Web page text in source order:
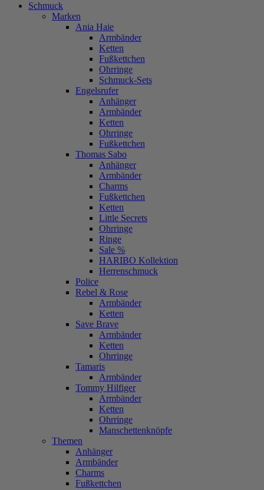
Schmuck
Marken
Ania Haie
Armbänder
Ketten
Fußkettchen
Ohrringe
Schmuck-Sets
Engelsrufer
Anhänger
Armbänder
Ketten
Ohrringe
Fußkettchen
Thomas Sabo
Anhänger
Armbänder
Charms
Fußkettchen
Ketten
Little Secrets
Ohrringe
Ringe
Sale %
HARIBO Kollektion
Herrenschmuck
Police
Rebel & Rose
Armbänder
Ketten
Save Brave
Armbänder
Ketten
Ohrringe
Tamaris
Armbänder
Tommy Hilfiger
Armbänder
Ketten
Ohrringe
Manschettenknöpfe
Themen
Anhänger
Armbänder
Charms
Fußkettchen